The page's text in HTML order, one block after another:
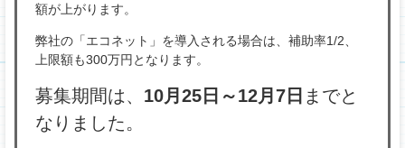
額が上がります。
弊社の「エコネット」を導入される場合は、補助率1/2、
上限額も300万円となります。
募集期間は、 10月25日～12月7日 までと
なりました。